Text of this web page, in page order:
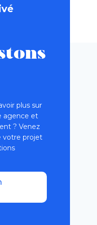
plus sur
agence et
? Venez
votre projet